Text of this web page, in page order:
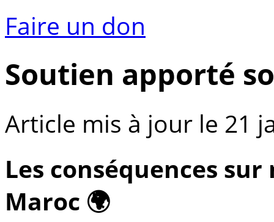
Faire un don
Soutien apporté
Article mis à jour le 21
Les conséquences
Maroc 🌍